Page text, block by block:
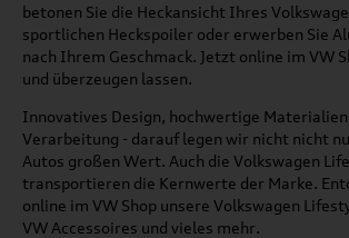
betonen Sie die Heckansicht Ihres
sportlichen Heckspoiler oder erwerben Sie
nach Ihrem Geschmack. Jetzt online im VW
und überzeugen lassen.
Innovatives Design, hochwertige Materialien
Verarbeitung - darauf legen wir nicht nicht
Autos großen Wert. Auch die Volkswagen
transportieren die Kernwerte der Marke.
online im VW Shop unsere Volkswagen
VW Accessoires und vieles mehr.